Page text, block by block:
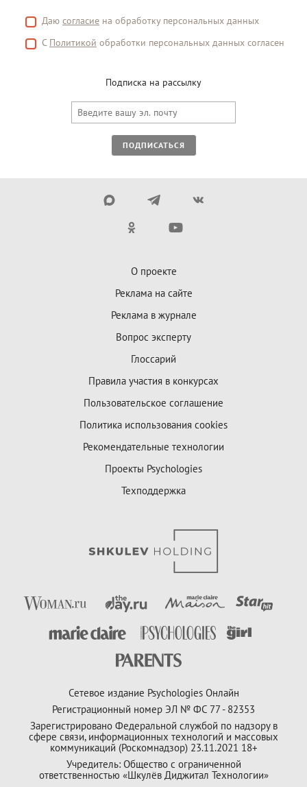
Даю согласие на обработку персональных данных
С Политикой обработки персональных данных согласен
Подписка на рассылку
ПОДПИСАТЬСЯ
О проекте
Реклама на сайте
Реклама в журнале
Вопрос эксперту
Глоссарий
Правила участия в конкурсах
Пользовательское соглашение
Политика использования cookies
Рекомендательные технологии
Проекты Psychologies
Техподдержка
Сетевое издание Psychologies Онлайн
Регистрационный номер ЭЛ № ФС 77 - 82353
Зарегистрировано Федеральной службой по надзору в
сфере связи, информационных технологий и массовых
коммуникаций (Роскомнадзор) 23.11.2021 18+
Учредитель: Общество с ограниченной
ответственностью «Шкулёв Диджитал Технологии»